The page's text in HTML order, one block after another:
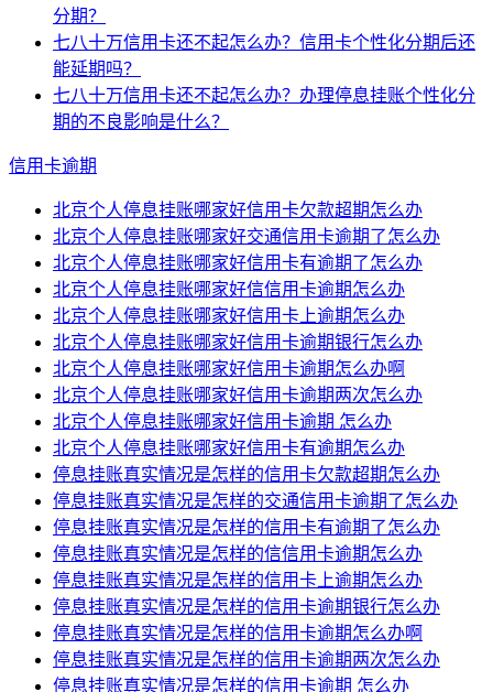
分期？
七八十万信用卡还不起怎么办？信用卡个性化分期后还
能延期吗？
七八十万信用卡还不起怎么办？办理停息挂账个性化分
期的不良影响是什么？
信用卡逾期
北京个人停息挂账哪家好信用卡欠款超期怎么办
北京个人停息挂账哪家好交通信用卡逾期了怎么办
北京个人停息挂账哪家好信用卡有逾期了怎么办
北京个人停息挂账哪家好信信用卡逾期怎么办
北京个人停息挂账哪家好信用卡上逾期怎么办
北京个人停息挂账哪家好信用卡逾期银行怎么办
北京个人停息挂账哪家好信用卡逾期怎么办啊
北京个人停息挂账哪家好信用卡逾期两次怎么办
北京个人停息挂账哪家好信用卡逾期 怎么办
北京个人停息挂账哪家好信用卡有逾期怎么办
停息挂账真实情况是怎样的信用卡欠款超期怎么办
停息挂账真实情况是怎样的交通信用卡逾期了怎么办
停息挂账真实情况是怎样的信用卡有逾期了怎么办
停息挂账真实情况是怎样的信信用卡逾期怎么办
停息挂账真实情况是怎样的信用卡上逾期怎么办
停息挂账真实情况是怎样的信用卡逾期银行怎么办
停息挂账真实情况是怎样的信用卡逾期怎么办啊
停息挂账真实情况是怎样的信用卡逾期两次怎么办
停息挂账真实情况是怎样的信用卡逾期 怎么办